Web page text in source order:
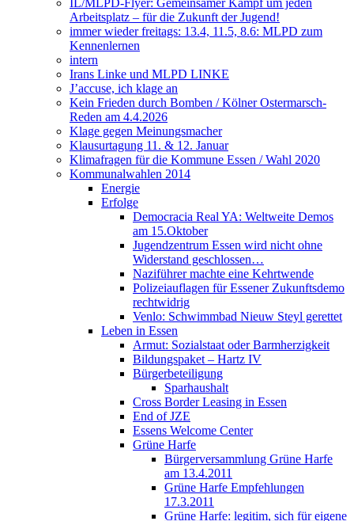
IL/MLPD-Flyer: Gemeinsamer Kampf um jeden
Arbeitsplatz – für die Zukunft der Jugend!
immer wieder freitags: 13.4, 11.5, 8.6: MLPD zum
Kennenlernen
intern
Irans Linke und MLPD LINKE
J’accuse, ich klage an
Kein Frieden durch Bomben / Kölner Ostermarsch-
Reden am 4.4.2026
Klage gegen Meinungsmacher
Klausurtagung 11. & 12. Januar
Klimafragen für die Kommune Essen / Wahl 2020
Kommunalwahlen 2014
Energie
Erfolge
Democracia Real YA: Weltweite Demos
am 15.Oktober
Jugendzentrum Essen wird nicht ohne
Widerstand geschlossen…
Naziführer machte eine Kehrtwende
Polizeiauflagen für Essener Zukunftsdemo
rechtwidrig
Venlo: Schwimmbad Nieuw Steyl gerettet
Leben in Essen
Armut: Sozialstaat oder Barmherzigkeit
Bildungspaket – Hartz IV
Bürgerbeteiligung
Sparhaushalt
Cross Border Leasing in Essen
End of JZE
Essens Welcome Center
Grüne Harfe
Bürgerversammlung Grüne Harfe
am 13.4.2011
Grüne Harfe Empfehlungen
17.3.2011
Grüne Harfe: legitim, sich für eigene